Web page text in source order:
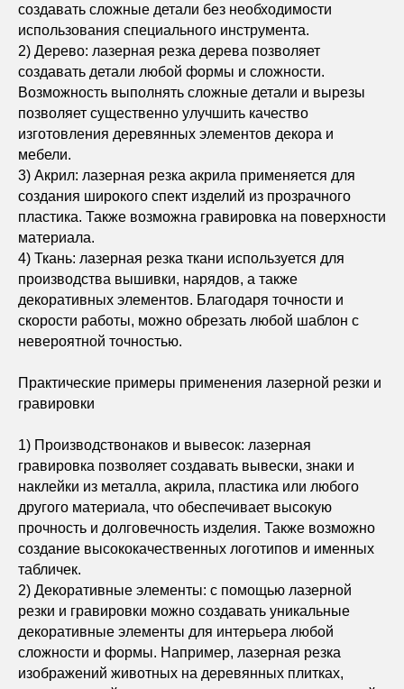
создавать сложные детали без необходимости
использования специального инструмента.
2) Дерево: лазерная резка дерева позволяет
создавать детали любой формы и сложности.
Возможность выполнять сложные детали и вырезы
позволяет существенно улучшить качество
изготовления деревянных элементов декора и
мебели.
3) Акрил: лазерная резка акрила применяется для
создания широкого спект изделий из прозрачного
пластика. Также возможна гравировка на поверхности
материала.
4) Ткань: лазерная резка ткани используется для
производства вышивки, нарядов, а также
декоративных элементов. Благодаря точности и
скорости работы, можно обрезать любой шаблон с
невероятной точностью.
Практические примеры применения лазерной резки и
гравировки
1) Производствонаков и вывесок: лазерная
гравировка позволяет создавать вывески, знаки и
наклейки из металла, акрила, пластика или любого
другого материала, что обеспечивает высокую
прочность и долговечность изделия. Также возможно
создание высококачественных логотипов и именных
табличек.
2) Декоративные элементы: с помощью лазерной
резки и гравировки можно создавать уникальные
декоративные элементы для интерьера любой
сложности и формы. Например, лазерная резка
изображений животных на деревянных плитках,